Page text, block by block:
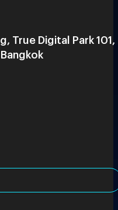
True Digital Park 101,